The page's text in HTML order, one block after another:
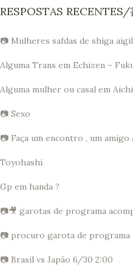
RESPOSTAS
📷 Mulheres safdas de shiga
Alguma Trans em Echizen –
Alguma mulher ou casal em
📷 Sexo
📷 Faça um encontro , um amigo
Toyohashi
Gp em handa ?
📷🎥 garotas de programa
📷 procuro garota de programa
📷 Brasil vs Japão 6/30 2:00